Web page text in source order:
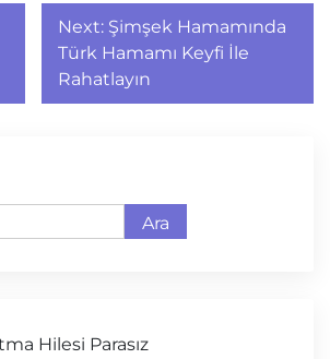
Next: Şimşek Hamamında
Türk Hamamı Keyfi İle
Rahatlayın
Ara
Hilesi Parasız